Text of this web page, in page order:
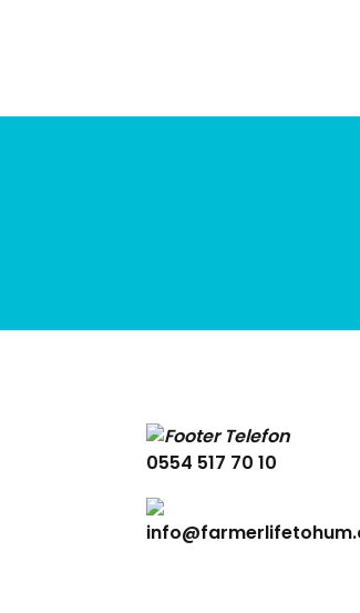
0554 517 70 10